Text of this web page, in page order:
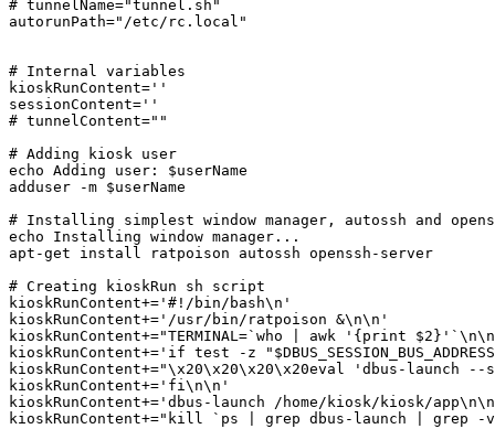
# tunnelName="tunnel.sh"
autorunPath="/etc/rc.local"
# Internal variables
kioskRunContent=''
sessionContent=''
# tunnelContent=""
# Adding kiosk user
echo Adding user: $userName
adduser -m $userName
# Installing simplest window manager, autossh and
echo Installing window manager...
apt-get install ratpoison autossh openssh-server
# Creating kioskRun sh script
kioskRunContent+='#!/bin/bash\n'
kioskRunContent+='/usr/bin/ratpoison &\n\n'
kioskRunContent+="TERMINAL=`who | awk '{print
kioskRunContent+='if test -z
kioskRunContent+="\x20\x20\x20\x20eval 'dbus-
kioskRunContent+='fi\n\n'
kioskRunContent+='dbus-launch /home/kiosk/kiosk/
kioskRunContent+="kill `ps | grep dbus-launch |